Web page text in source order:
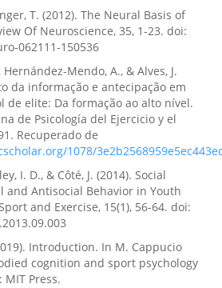
T. (2012). The Neural Basis of
Of Neuroscience, 35, 1-23. doi:
062111-150536
Hernández-Mendo, A., & Alves, J.
da informação e antecipação em
de elite: Da formação ao alto nível.
de Psicología del Ejercicio y el
Recuperado de
1078/
I. D., & Côté, J. (2014). Social
and Antisocial Behavior in Youth
and Exercise, 15(1), 56-64. doi:
Introduction. In M. Cappucio
cognition and sport psychology
MIT Press.